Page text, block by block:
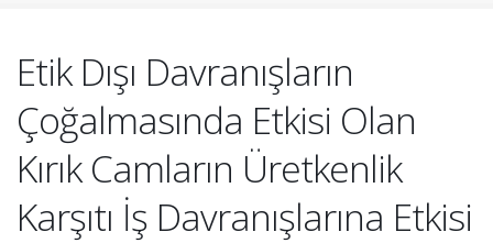
Etik Dışı Davranışların
Çoğalmasında Etkisi Olan
Kırık Camların Üretkenlik
Karşıtı İş Davranışlarına Etkisi